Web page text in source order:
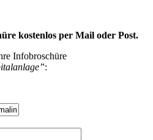
kostenlos per Mail oder Post.
Infobroschüre
: